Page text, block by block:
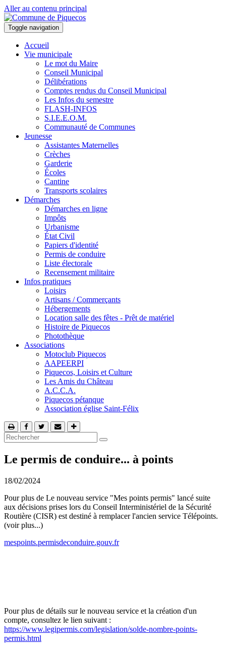
Aller au contenu principal
Toggle navigation
Accueil
Vie municipale
Le mot du Maire
Conseil Municipal
Délibérations
Comptes rendus du Conseil Municipal
Les Infos du semestre
FLASH-INFOS
S.I.E.E.O.M.
Communauté de Communes
Jeunesse
Assistantes Maternelles
Crèches
Garderie
Écoles
Cantine
Transports scolaires
Démarches
Démarches en ligne
Impôts
Urbanisme
État Civil
Papiers d'identité
Permis de conduire
Liste électorale
Recensement militaire
Infos pratiques
Loisirs
Artisans / Commerçants
Hébergements
Location salle des fêtes - Prêt de matériel
Histoire de Piquecos
Photothèque
Associations
Motoclub Piquecos
AAPEERPI
Piquecos, Loisirs et Culture
Les Amis du Château
A.C.C.A.
Piquecos pétanque
Association église Saint-Félix
Le permis de conduire... à points
18/02/2024
Pour plus de Le nouveau service "Mes points permis" lancé suite
aux décisions prises lors du Conseil Interministériel de la Sécurité
Routière (CISR) est destiné à remplacer l'ancien service Télépoints.
(voir plus...)
mespoints.permisdeconduire.gouv.fr
Pour plus de détails sur le nouveau service et la création d'un
compte, consultez le lien suivant :
https://www.legipermis.com/legislation/solde-nombre-points-
permis.html